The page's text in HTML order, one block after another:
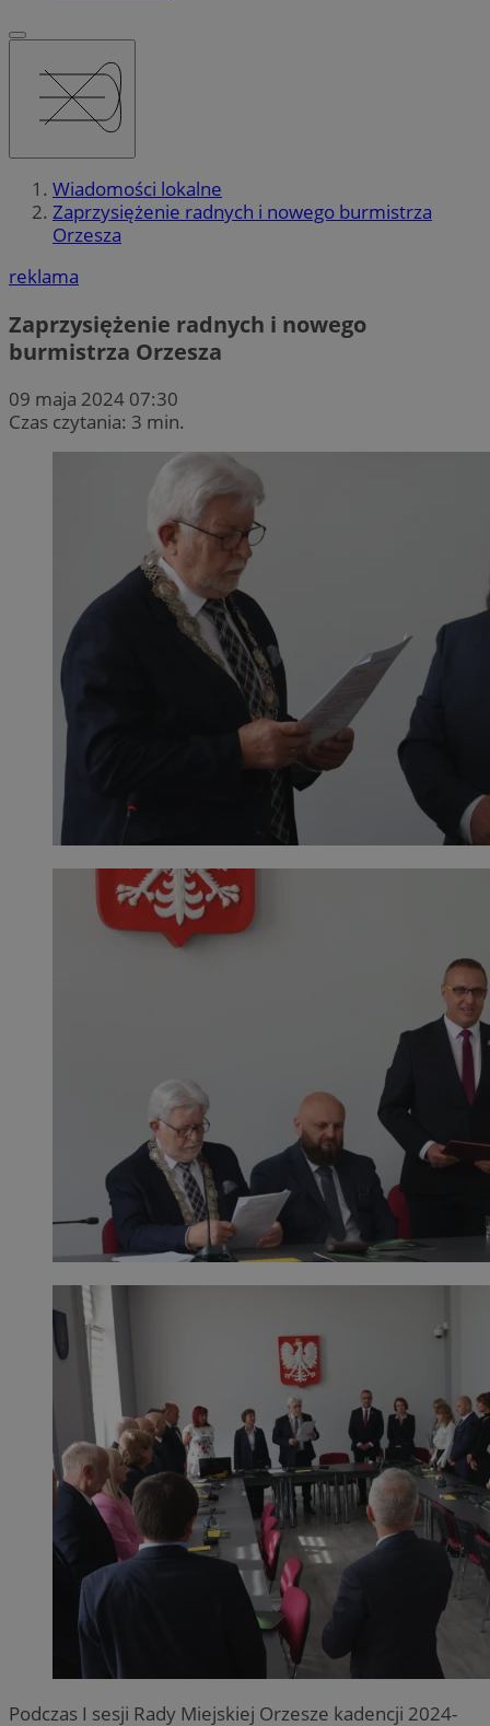
Wiadomości lokalne
Zaprzysiężenie radnych i nowego burmistrza
Orzesza
reklama
Zaprzysiężenie radnych i nowego
burmistrza Orzesza
09 maja 2024 07:30
Czas czytania: 3 min.
Podczas I sesji Rady Miejskiej Orzesze kadencji 2024-